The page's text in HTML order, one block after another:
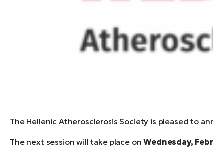
The Hellenic Atherosclerosis Society is pleased to
The next session will take place onWednesday,